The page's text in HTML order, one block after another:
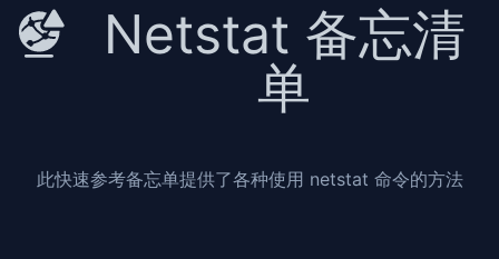
Netstat 备忘清
单
此快速参考备忘单提供了各种使用 netstat 命令的方法